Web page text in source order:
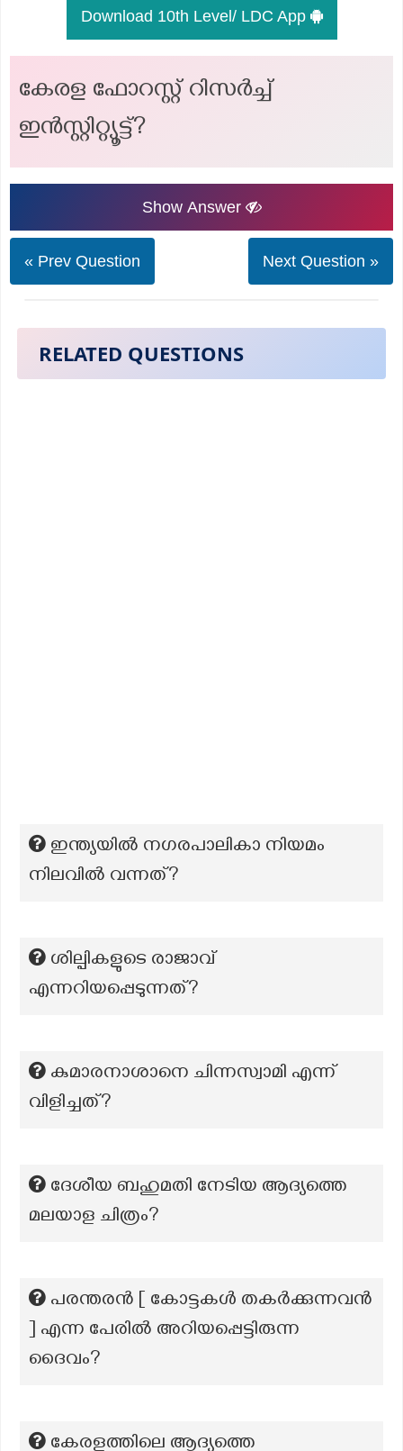
Download 10th Level/ LDC App
കേരള ഫോറസ്റ്റ് റിസർച്ച്
ഇൻസ്റ്റിറ്റ്യൂട്ട്?
Show Answer
« Prev Question Next Question »
RELATED QUESTIONS
ഇന്ത്യയിൽ നഗരപാലികാ നിയമം
നിലവിൽ വന്നത്?
ശില്പികളുടെ രാജാവ്
എന്നറിയപ്പെടുന്നത്?
കുമാരനാശാനെ ചിന്നസ്വാമി എന്ന്
വിളിച്ചത്?
ദേശീയ ബഹുമതി നേടിയ ആദ്യത്തെ
മലയാള ചിത്രം?
പരന്തരൻ [ കോട്ടകൾ തകർക്കുന്നവൻ
] എന്ന പേരിൽ അറിയപ്പെട്ടിരുന്ന
ദൈവം?
കേരളത്തിലെ ആദ്യത്തെ